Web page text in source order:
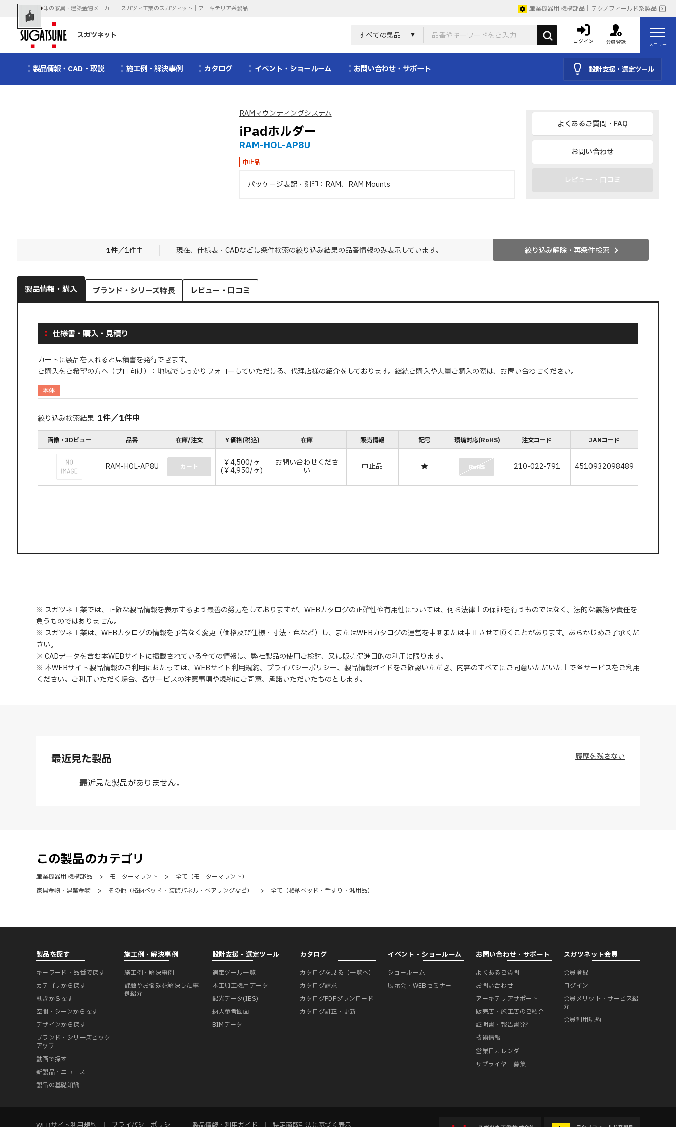
印の家具・建築金物メーカー｜スガツネ工業のスガツネット｜アーキテリア系製品 産業機器用 機構部品｜テクノフィールド系製品
スガツネット すべての製品
ログイン 会員登録 メニュー
製品情報・CAD・取説 施工例・解決事例 カタログ イベント・ショールーム お問い合わせ・サポート 設計支援・選定ツール
RAMマウンティングシステム
iPadホルダー
RAM-HOL-AP8U
中止品
パッケージ表記・刻印：RAM、RAM Mounts
BIM、IESなど
カタログ
取説
よくあるご質問・FAQ
お問い合わせ
レビュー・口コミ
1件／1件中 現在、仕様表・CADなどは条件検索の絞り込み結果の品番情報のみ表示しています。 絞り込み解除・再条件検索
製品情報・購入 ブランド・シリーズ特長 レビュー・口コミ
仕様書・購入・見積り
カートに製品を入れると見積書を発行できます。
ご購入をご希望の方へ（プロ向け）：地域でしっかりフォローしていただける、代理店様の紹介をしております。継続ご購入や大量ご購入の際は、お問い合わせください。
本体
絞り込み検索結果 1件／1件中
画像・3Dビュー 品番 在庫/注文 ￥価格(税込) 在庫 販売情報 記号 環境対応(RoHS) 注文コード JANコード
RAM-HOL-AP8U カート ￥4,500/ヶ
(￥4,950/ヶ)
お問い合わせくださ
い 中止品 ★ 210-022-791 4510932098489
※ スガツネ工業では、正確な製品情報を表示するよう最善の努力をしておりますが、WEBカタログの正確性や有用性については、何ら法律上の保証を行うものではなく、法的な義務や責任を
負うものではありません。
※ スガツネ工業は、WEBカタログの情報を予告なく変更（価格及び仕様・寸法・色など）し、またはWEBカタログの運営を中断または中止させて頂くことがあります。あらかじめご了承くだ
さい。
※ CADデータを含む本WEBサイトに掲載されている全ての情報は、弊社製品の使用ご検討、又は販売促進目的の利用に限ります。
※ 本WEBサイト製品情報のご利用にあたっては、 WEBサイト利用規約、 プライバシーポリシー、 製品情報ガイドをご確認いただき、内容のすべてにご同意いただいた上で各サービスをご利用
ください。ご利用いただく場合、各サービスの注意事項や規約にご同意、 承諾いただいたものとします。
最近見た製品
最近見た製品がありません。
履歴を残さない
この製品のカテゴリ
産業機器用 機構部品 > モニターマウント >
全て（モニターマウント）
家具金物・建築金物
> その他（格納ベッド・装飾パネル・ベアリングなど） > 全て（格納ベッド・手すり・汎用品）
製品を探す
キーワード・品番で探す
カテゴリから探す
動きから探す
空間・シーンから探す
デザインから探す
ブランド・シリーズピック
アップ
動画で探す
新製品・ニュース
製品の基礎知識
施工例・解決事例
施工例・解決事例
課題やお悩みを解決した事
例紹介
設計支援・選定ツール
選定ツール一覧
木工加工機用データ
配光データ(IES)
納入参考図面
BIMデータ
カタログ
カタログを見る（一覧へ）
カタログ請求
カタログPDFダウンロード
カタログ訂正・更新
イベント・ショールーム
ショールーム
展示会・WEBセミナー
お問い合わせ・サポート
よくあるご質問
お問い合わせ
アーキテリアサポート
販売店・施工店のご紹介
証明書・報告書発行
技術情報
営業日カレンダー
サプライヤー募集
スガツネット会員
会員登録
ログイン
会員メリット・サービス紹
介
会員利用規約